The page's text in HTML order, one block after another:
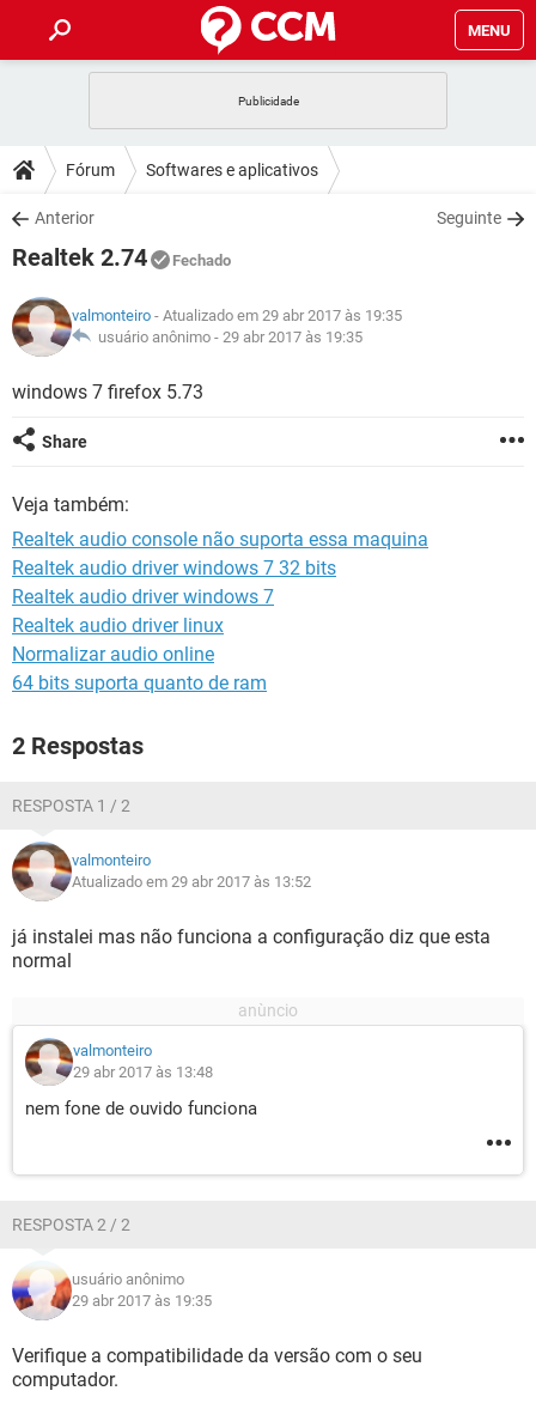
MENU
CELULAR FACEBOOK
OUTLOOK
INSTAGRAM
GUIA DE COMPRAS
DICAS
JOGOS WHATSAPP
INSTAGRAM GMAIL
GUIA DE COMPRAS
DOWNLOADS
JOGOS
CELULAR
OUTLOOK EXCEL
INSTAGRAM
JOGOS WHATSAPP
CELULAR
OUTLOOK
INSTAGRAM
GLOSSÁRIO
JOGOS
INSTAGRAM
GUIA DE COMPRAS
Fórum Softwares e aplicativos
Anterior Seguinte
Realtek 2.74 Fechado
valmonteiro - Atualizado em 29 abr 2017 às 19:35
usuário anônimo - 29 abr 2017 às 19:35
windows 7 firefox 5.73
Share
Veja também:
Realtek audio console não suporta essa maquina
Realtek audio driver windows 7 32 bits
Realtek audio driver windows 7
Realtek audio driver linux
Normalizar audio online
64 bits suporta quanto de ram
2 Respostas
RESPOSTA 1 / 2
valmonteiro
Atualizado em 29 abr 2017 às 13:52
já instalei mas não funciona a configuração diz que esta
normal
valmonteiro
29 abr 2017 às 13:48
nem fone de ouvido funciona
RESPOSTA 2 / 2
usuário anônimo
29 abr 2017 às 19:35
Verifique a compatibilidade da versão com o seu
computador.